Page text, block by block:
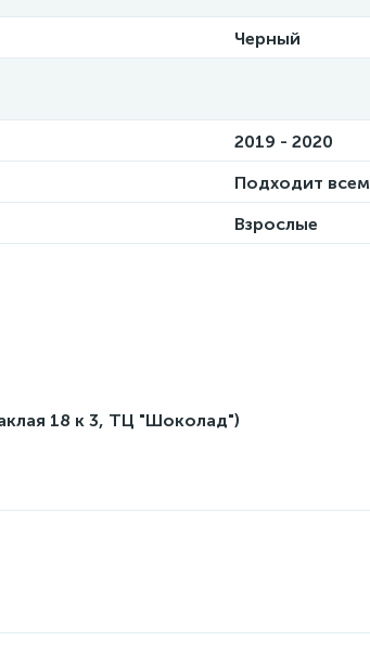
Черный
2019 - 2020
Подходит всем
Взрослые
18 к 3, ТЦ "Шоколад")